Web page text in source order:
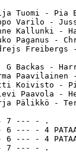
Tuomi -
Varilo
Kallunki -
Paganus -
G Backas -
Koivisto
Paavola
Pälikkö
7 --- - .
6 --- - 4
6 --- - 4